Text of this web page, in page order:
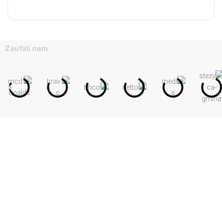
Zaufali nam